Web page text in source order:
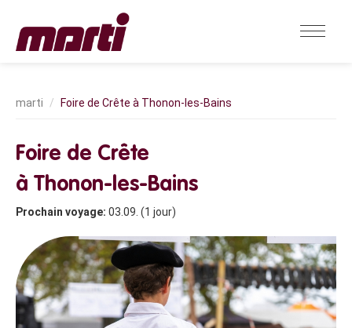
Foire de Crête à Thonon-les-Bains
Foire de Crête
à Thonon-les-Bains
Prochain voyage: 03.09. (1 jour)